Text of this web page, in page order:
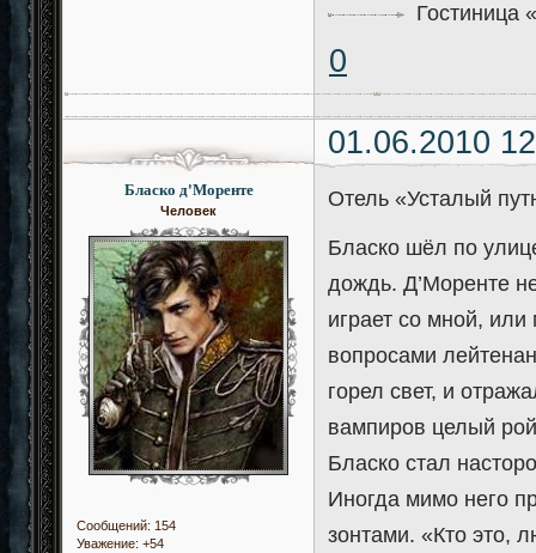
Гостиница
0
01.06.2010
Бласко д'Моренте
Человек
Сообщений: 154
Уважение: +54
Отель «Усталый
Бласко шёл по
дождь. Д’Моренте
играет со мной,
вопросами
горел свет, и
вампиров целый
Бласко стал
Иногда мимо него
зонтами. «Кто это,